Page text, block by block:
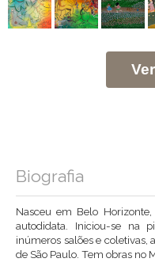
Biografia
Nasceu em Belo
autodidata. Iniciou-se na
inúmeros salões e coletivas,
de São Paulo. Tem obras no